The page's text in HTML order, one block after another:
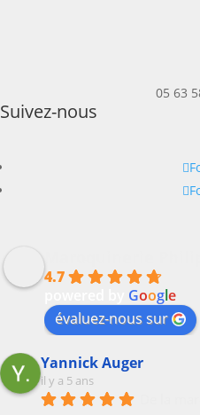
05 63
Suivez-nous
4.7
Google
évaluez-nous sur
Yannick Auger
il y a 5 ans